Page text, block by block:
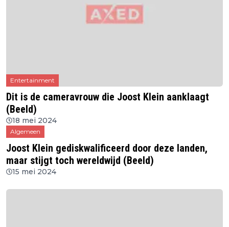
Entertainment
Dit is de cameravrouw die Joost Klein aanklaagt
(Beeld)
18 mei 2024
Algemeen
Joost Klein gediskwalificeerd door deze landen,
maar stijgt toch wereldwijd (Beeld)
15 mei 2024